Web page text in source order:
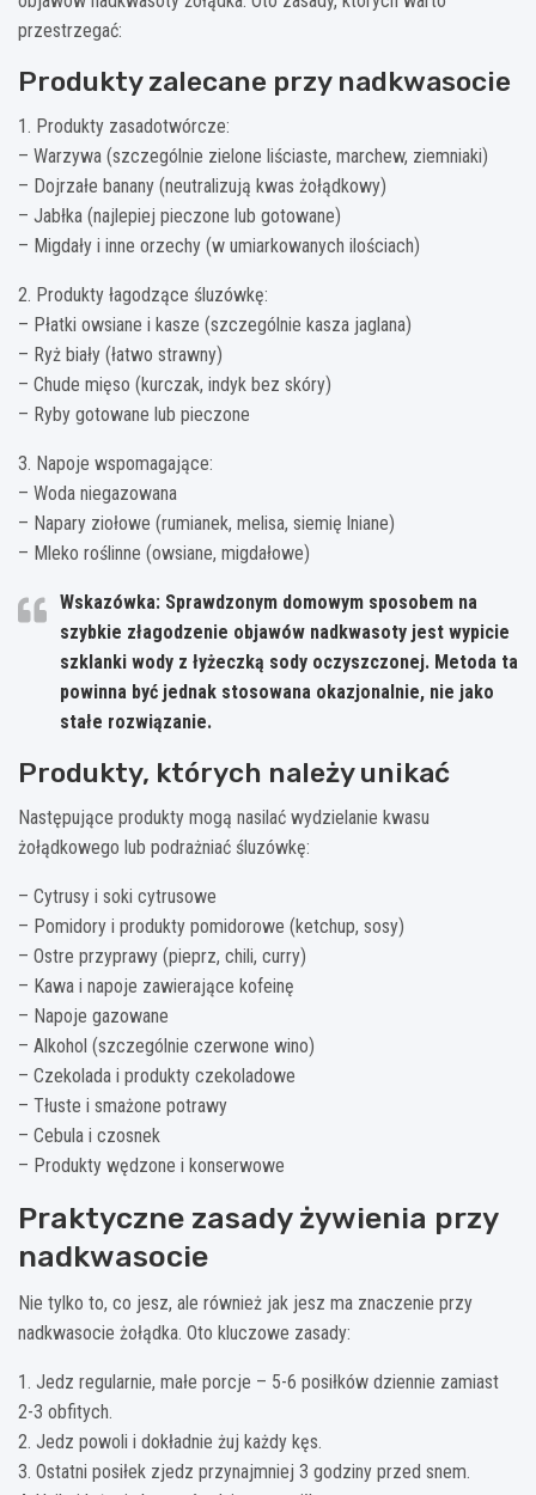
przestrzegać:
Produkty zalecane przy nadkwasocie
1. Produkty zasadotwórcze:
– Warzywa (szczególnie zielone liściaste, marchew, ziemniaki)
– Dojrzałe banany (neutralizują kwas żołądkowy)
– Jabłka (najlepiej pieczone lub gotowane)
– Migdały i inne orzechy (w umiarkowanych ilościach)
2. Produkty łagodzące śluzówkę:
– Płatki owsiane i kasze (szczególnie kasza jaglana)
– Ryż biały (łatwo strawny)
– Chude mięso (kurczak, indyk bez skóry)
– Ryby gotowane lub pieczone
3. Napoje wspomagające:
– Woda niegazowana
– Napary ziołowe (rumianek, melisa, siemię lniane)
– Mleko roślinne (owsiane, migdałowe)
Wskazówka: Sprawdzonym domowym sposobem na
szybkie złagodzenie objawów nadkwasoty jest wypicie
szklanki wody z łyżeczką sody oczyszczonej. Metoda ta
powinna być jednak stosowana okazjonalnie, nie jako
stałe rozwiązanie.
Produkty, których należy unikać
Następujące produkty mogą nasilać wydzielanie kwasu
żołądkowego lub podrażniać śluzówkę:
– Cytrusy i soki cytrusowe
– Pomidory i produkty pomidorowe (ketchup, sosy)
– Ostre przyprawy (pieprz, chili, curry)
– Kawa i napoje zawierające kofeinę
– Napoje gazowane
– Alkohol (szczególnie czerwone wino)
– Czekolada i produkty czekoladowe
– Tłuste i smażone potrawy
– Cebula i czosnek
– Produkty wędzone i konserwowe
Praktyczne zasady żywienia przy
nadkwasocie
Nie tylko to, co jesz, ale również jak jesz ma znaczenie przy
nadkwasocie żołądka. Oto kluczowe zasady:
1. Jedz regularnie, małe porcje – 5-6 posiłków dziennie zamiast
2-3 obfitych.
2. Jedz powoli i dokładnie żuj każdy kęs.
3. Ostatni posiłek zjedz przynajmniej 3 godziny przed snem.